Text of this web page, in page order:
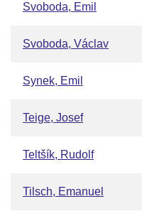
Svoboda, Emil
Svoboda, Václav
Synek, Emil
Teige, Josef
Teltšík, Rudolf
Tilsch, Emanuel